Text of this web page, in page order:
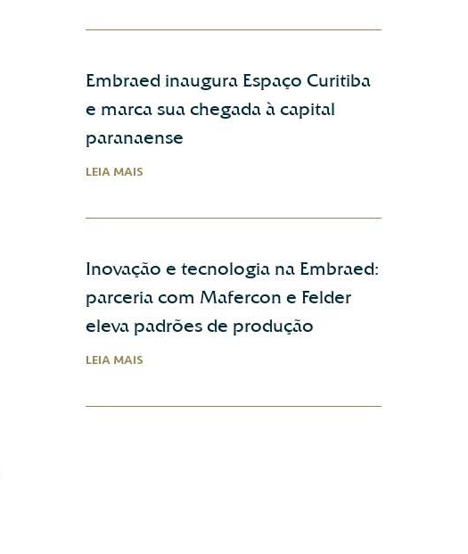
Embraed inaugura Espaço Curitiba
e marca sua chegada à capital
paranaense
LEIA MAIS
Inovação e tecnologia na Embraed:
parceria com Mafercon e Felder
eleva padrões de produção
LEIA MAIS